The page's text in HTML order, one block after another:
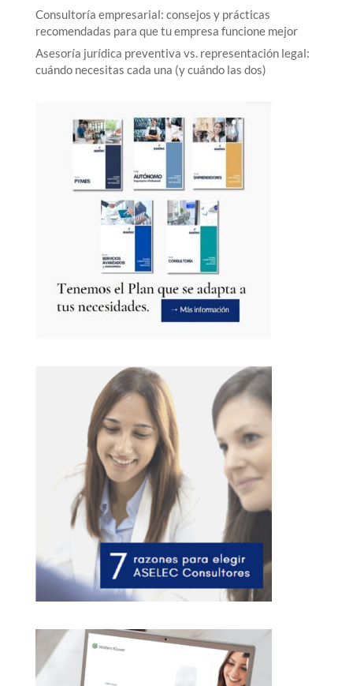
Consultoría empresarial: consejos y prácticas
recomendadas para que tu empresa funcione mejor
Asesoría jurídica preventiva vs. representación legal:
cuándo necesitas cada una (y cuándo las dos)